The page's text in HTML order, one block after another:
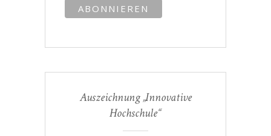
Auszeichnung „Innovative
Hochschule“